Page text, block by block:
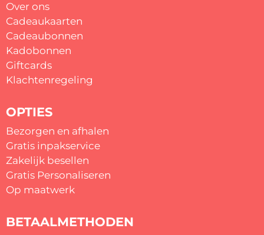
Over ons
Cadeaukaarten
Cadeaubonnen
Kadobonnen
Giftcards
Klachtenregeling
OPTIES
Bezorgen en afhalen
Gratis inpakservice
Zakelijk besellen
Gratis Personaliseren
Op maatwerk
BETAALMETHODEN